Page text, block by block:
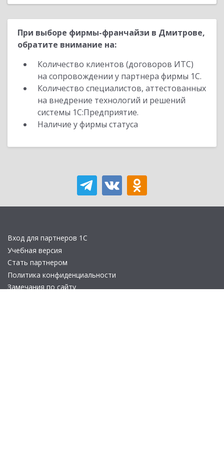
При выборе фирмы-франчайзи в Дмитрове,
обратите внимание на:
Количество клиентов (договоров ИТС)
на сопровождении у партнера фирмы 1С.
Количество специалистов, аттестованных
на внедрение технологий и решений
системы 1С:Предприятие.
Наличие у фирмы статуса
Вход для партнеров 1С
Учебная версия
Стать партнером
Политика конфиденциальности
Замечания по сайту